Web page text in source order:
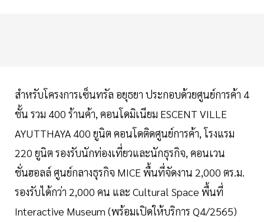
สำหรับโครงการเซ็นทรัล อยุธยา ประกอบด้วยศูนย์การค้า 4
ชั้น รวม 400 ร้านค้า, คอนโดมิเนียม ESCENT VILLE
AYUTTHAYA 400 ยูนิต คอนโดติดศูนย์การค้า, โรงแรม
220 ยูนิต รองรับนักท่องเที่ยวและนักธุรกิจ, คอนเวน
ชั่นฮอลล์ ศูนย์กลางธุรกิจ MICE พื้นที่จัดงาน 2,000 ตร.ม.
รองรับได้กว่า 2,000 คน และ Cultural Space พื้นที่
Interactive Museum (พร้อมเปิดให้บริการ Q4/2565)